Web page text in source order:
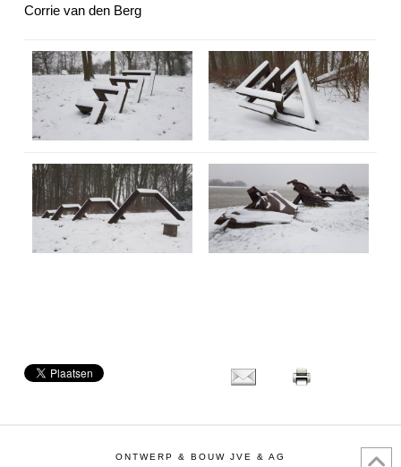
Corrie van den Berg
ONTWERP & BOUW JVE & AG